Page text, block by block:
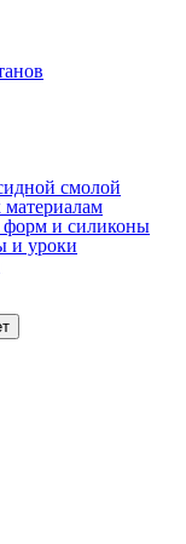
смолой
форм и силиконы
и уроки